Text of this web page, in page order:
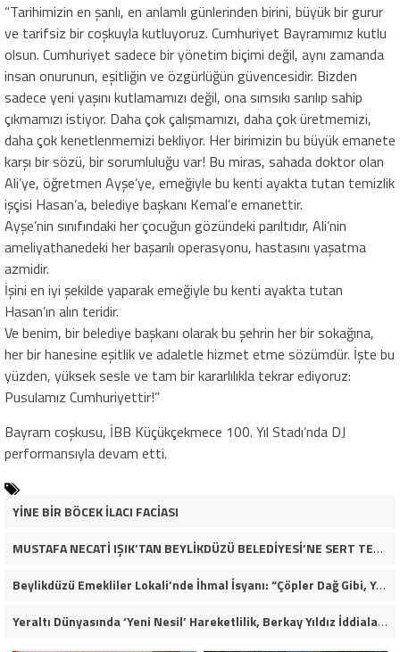
“Tarihimizin en şanlı, en anlamlı günlerinden birini, büyük bir gurur
ve tarifsiz bir coşkuyla kutluyoruz. Cumhuriyet Bayramımız kutlu
olsun. Cumhuriyet sadece bir yönetim biçimi değil, aynı zamanda
insan onurunun, eşitliğin ve özgürlüğün güvencesidir. Bizden
sadece yeni yaşını kutlamamızı değil, ona sımsıkı sarılıp sahip
çıkmamızı istiyor. Daha çok çalışmamızı, daha çok üretmemizi,
daha çok kenetlenmemizi bekliyor. Her birimizin bu büyük emanete
karşı bir sözü, bir sorumluluğu var! Bu miras, sahada doktor olan
Ali’ye, öğretmen Ayşe’ye, emeğiyle bu kenti ayakta tutan temizlik
işçisi Hasan’a, belediye başkanı Kemal’e emanettir.
Ayşe’nin sınıfındaki her çocuğun gözündeki parıltıdır, Ali’nin
ameliyathanedeki her başarılı operasyonu, hastasını yaşatma
azmidir.
İşini en iyi şekilde yaparak emeğiyle bu kenti ayakta tutan
Hasan’ın alın teridir.
Ve benim, bir belediye başkanı olarak bu şehrin her bir sokağına,
her bir hanesine eşitlik ve adaletle hizmet etme sözümdür. İşte bu
yüzden, yüksek sesle ve tam bir kararlılıkla tekrar ediyoruz:
Pusulamız Cumhuriyettir!”
Bayram coşkusu, İBB Küçükçekmece 100. Yıl Stadı’nda DJ
performansıyla devam etti.
YİNE BİR BÖCEK İLACI FACİASI
MUSTAFA NECATİ IŞIK’TAN BEYLİKDÜZÜ BELEDİYESİ’NE SERT TEPKİ: “İLK AÇILDIĞI GÜNKÜ GİBİ DEĞİL!”
Beylikdüzü Emekliler Lokali’nde İhmal İsyanı: “Çöpler Dağ Gibi, Yaşlılarımız Kaderine Terk Edildi!”
Yeraltı Dünyasında ‘Yeni Nesil’ Hareketlilik, Berkay Yıldız İddiaları Soruşturma Dosyalarına Yansıdı!